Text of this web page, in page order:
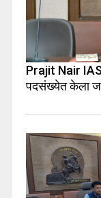
Prajit Nair IAS
पदसंख्येत केला